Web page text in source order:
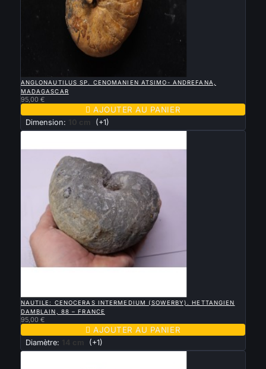
APERÇU RAPIDE
ANGLONAUTILUS SP. CENOMANIEN ATSIMO- ANDREFANA,
MADAGASCAR
95,00 €
 AJOUTER AU PANIER
Dimension: 10 cm (+1)
NAUTILE: CENOCERAS INTERMEDIUM (SOWERBY). HETTANGIEN
DAMBLAIN, 88 – FRANCE
95,00 €
 AJOUTER AU PANIER
Diamètre: 14 cm (+1)